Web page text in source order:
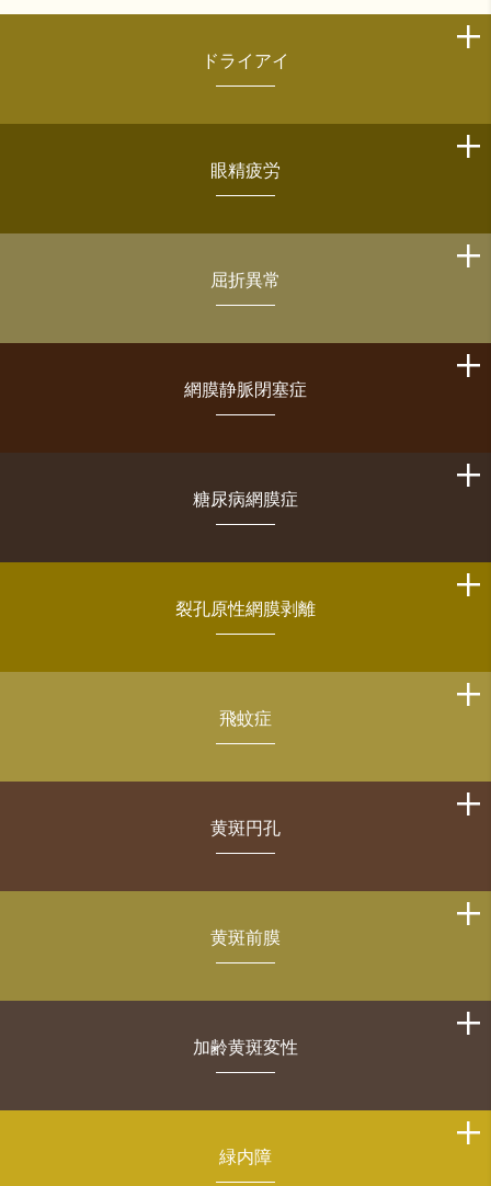
ドライアイ
眼精疲労
屈折異常
網膜静脈閉塞症
糖尿病網膜症
裂孔原性網膜剥離
飛蚊症
黄斑円孔
黄斑前膜
加齢黄斑変性
緑内障